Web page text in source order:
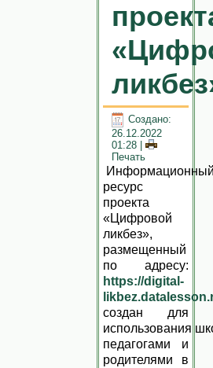
Создано:
26.12.2022
01:28
Печать
ресурс
проекта
«Цифровой
ликбез»,
размещенный
по адресу:
https://digital-
создан для
использования
педагогами и
родителями в